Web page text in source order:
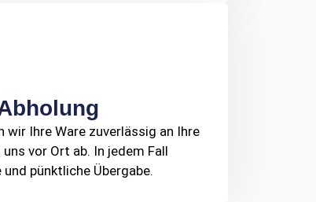
Ihre Ware zuverlässig an Ihre
vor Ort ab. In jedem Fall
pünktliche Übergabe.